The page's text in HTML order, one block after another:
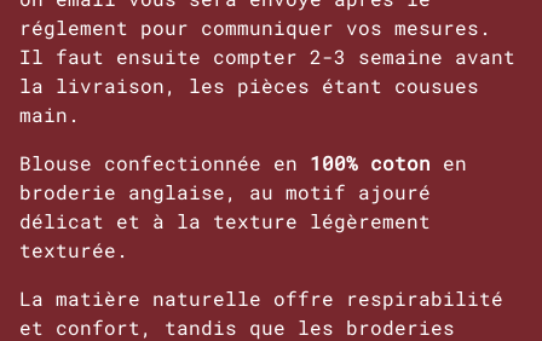
réglement pour communiquer vos mesures.
Il faut ensuite compter 2-3 semaine avant
la livraison, les pièces étant cousues
main.
Blouse confectionnée en 100% coton en
broderie anglaise, au motif ajouré
délicat et à la texture légèrement
texturée.
La matière naturelle offre respirabilité
et confort, tandis que les broderies